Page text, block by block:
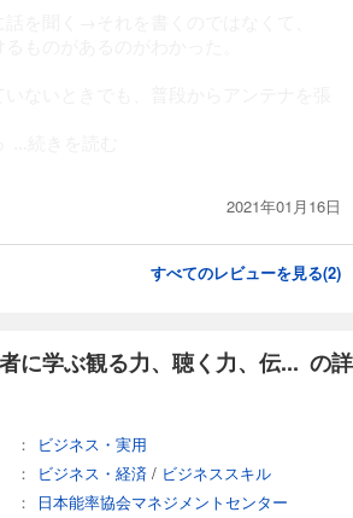
2021年01月16日
すべてのレビューを見る(2)
に学ぶ観る力、聴く力、伝... の詳
ビジネス・実用
ビジネス・経済 / ビジネススキル
日本能率協会マネジメントセンター